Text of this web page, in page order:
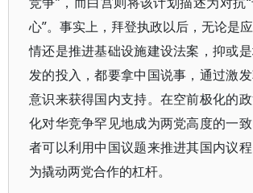
心”。事实上，拜登执政以后，无论是
情还是推进基础设施建设法案，抑或
发的投入，都要拿中国说事，通过激
意识来获得国内支持。在空前极化的
化对华竞争罕见地成为两党高度的一
者可以利用中国议题来推进其国内议
为撬动两党合作的杠杆。